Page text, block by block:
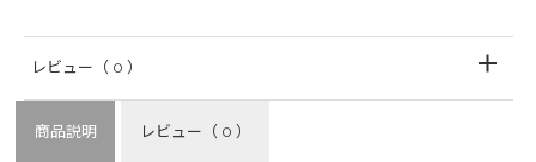
レビュー （ 0 ）
商品説明 レビュー （ 0 ）